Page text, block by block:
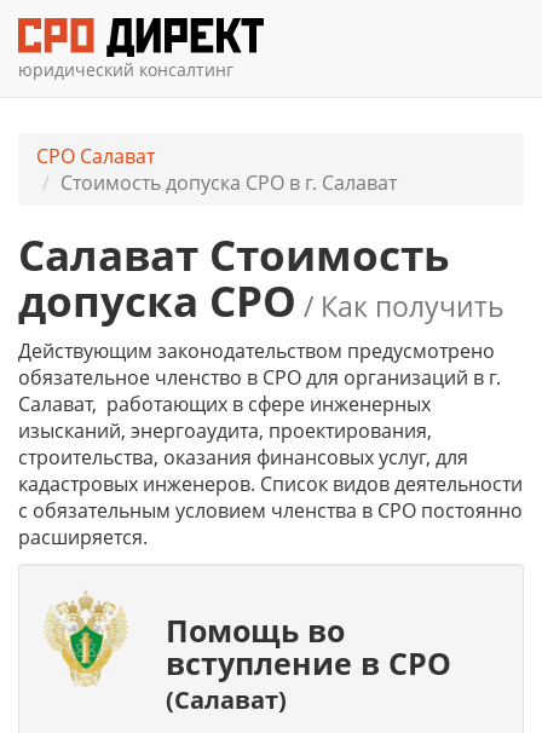
юридический консалтинг
СРО Салават
Стоимость допуска СРО в г. Салават
Салават Стоимость
допуска СРО / Как получить
Действующим законодательством предусмотрено
обязательное членство в СРО для организаций в г.
Салават, работающих в сфере инженерных
изысканий, энергоаудита, проектирования,
строительства, оказания финансовых услуг, для
кадастровых инженеров. Список видов деятельности
с обязательным условием членства в СРО постоянно
расширяется.
Помощь во
вступление в СРО
(Салават)